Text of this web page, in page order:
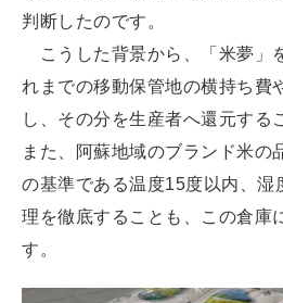
判断したのです。
こうした背景から、「米夢」
れまでの移動保管地の横持ち費
し、その分を生産者へ還元する
また、阿蘇地域のブランド米の
の基準である温度15度以内、湿
理を徹底することも、この倉庫
す。